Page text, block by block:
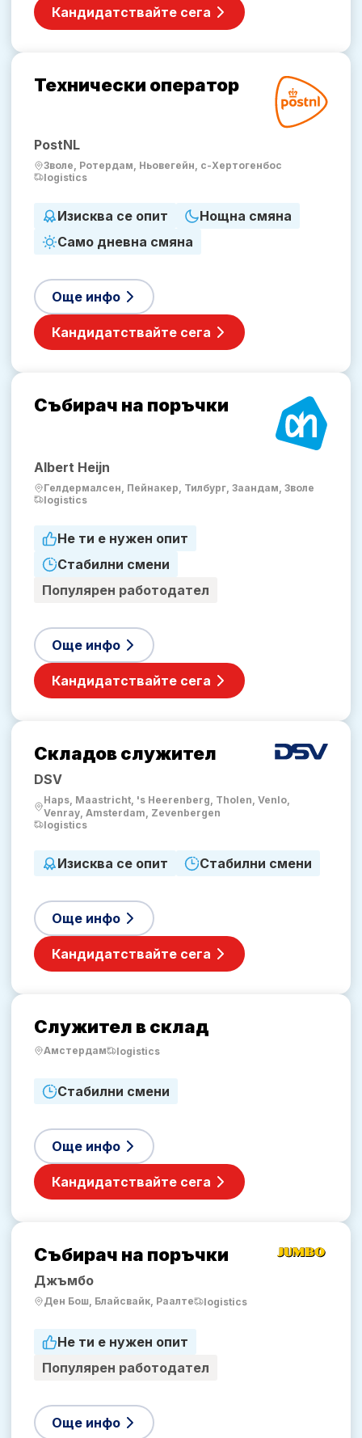
Кандидатствайте сега
Технически оператор
PostNL
Зволе, Ротердам, Ньовегейн, с-Хертогенбос
logistics
Изисква се опит
Нощна смяна
Само дневна смяна
Още инфо
Кандидатствайте сега
Събирач на поръчки
Albert Heijn
Гелдермалсен, Пейнакер, Тилбург, Заандам, Зволе
logistics
Не ти е нужен опит
Стабилни смени
Популярен работодател
Още инфо
Кандидатствайте сега
Складов служител
DSV
Haps, Maastricht, 's Heerenberg, Tholen, Venlo,
Venray, Amsterdam, Zevenbergen
logistics
Изисква се опит Стабилни смени
Още инфо
Кандидатствайте сега
Служител в склад
Амстердам logistics
Стабилни смени
Още инфо
Кандидатствайте сега
Събирач на поръчки
Джъмбо
Ден Бош, Блайсвайк, Раалте logistics
Не ти е нужен опит
Популярен работодател
Още инфо